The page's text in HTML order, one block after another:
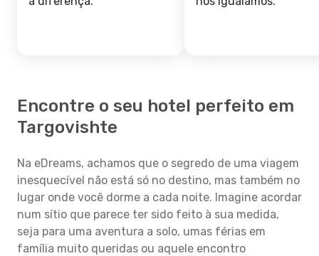
Encontre o seu hotel perfeito em
Targovishte
Na eDreams, achamos que o segredo de uma viagem
inesquecível não está só no destino, mas também no
lugar onde você dorme a cada noite. Imagine acordar
num sítio que parece ter sido feito à sua medida,
seja para uma aventura a solo, umas férias em
família muito queridas ou aquele encontro